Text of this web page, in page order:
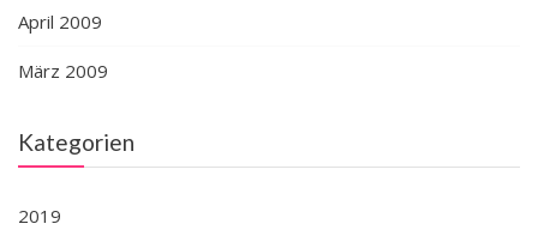
April 2009
März 2009
Kategorien
2019